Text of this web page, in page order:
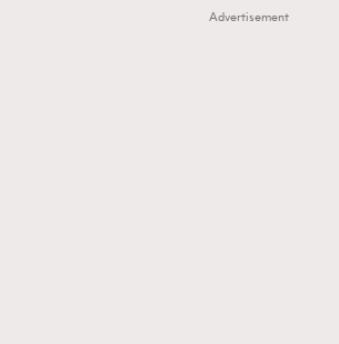
Advertisement